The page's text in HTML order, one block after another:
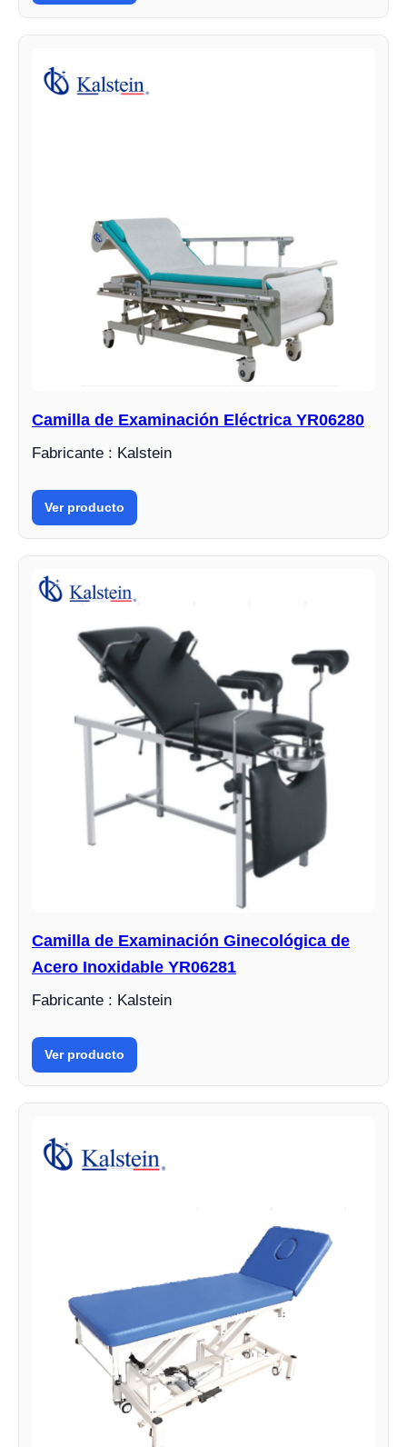
Camilla de Examinación Eléctrica YR06280
Fabricante : Kalstein
Ver producto
Camilla de Examinación Ginecológica de
Acero Inoxidable YR06281
Fabricante : Kalstein
Ver producto